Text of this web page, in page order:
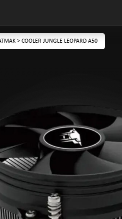
> COOLER JUNGLE LEOPARD A50